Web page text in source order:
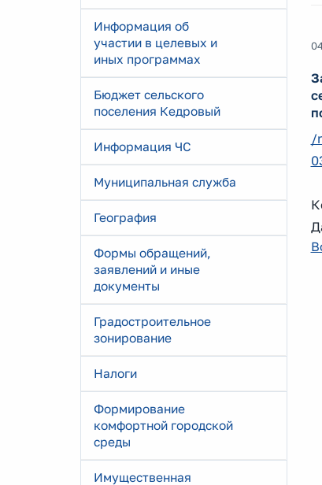
Информация об
участии в целевых и
иных программах
Бюджет сельского
поселения Кедровый
Информация ЧС
Муниципальная служба
География
Формы обращений,
заявлений и иные
документы
Градостроительное
зонирование
Налоги
Формирование
комфортной городской
среды
Имущественная
/